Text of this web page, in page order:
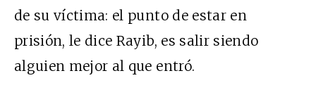
de su víctima: el punto de estar en
prisión, le dice Rayib, es salir siendo
alguien mejor al que entró.